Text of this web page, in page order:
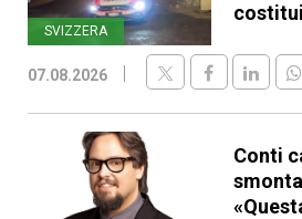
SVIZZERA
07.08.2026
Conti